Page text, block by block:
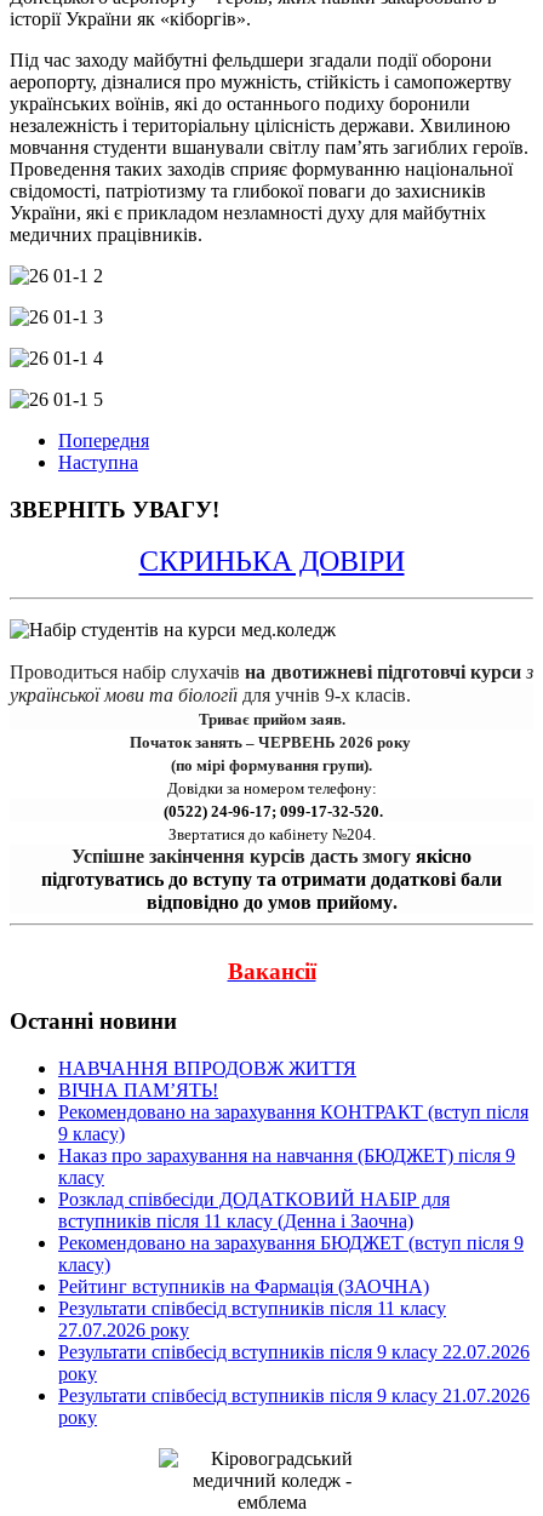
історії України як «кіборгів».
Під час заходу майбутні фельдшери згадали події оборони
аеропорту, дізналися про мужність, стійкість і самопожертву
українських воїнів, які до останнього подиху боронили
незалежність і територіальну цілісність держави. Хвилиною
мовчання студенти вшанували світлу пам’ять загиблих героїв.
Проведення таких заходів сприяє формуванню національної
свідомості, патріотизму та глибокої поваги до захисників
України, які є прикладом незламності духу для майбутніх
медичних працівників.
Попередня
Наступна
ЗВЕРНІТЬ УВАГУ!
СКРИНЬКА ДОВІРИ
Проводиться набір слухачів на двотижневі підготовчі курси з
української мови та біології для учнів 9-х класів.
Триває прийом заяв.
Початок занять – ЧЕРВЕНЬ 2026 року
(по мірі формування групи).
Довідки за номером телефону:
(0522) 24-96-17; 099-17-32-520.
Звертатися до кабінету №204.
Успішне закінчення курсів дасть змогу якісно
підготуватись до вступу та отримати додаткові бали
відповідно до умов прийому.
Вакансії
Останні новини
НАВЧАННЯ ВПРОДОВЖ ЖИТТЯ
ВІЧНА ПАМʼЯТЬ!
Рекомендовано на зарахування КОНТРАКТ (вступ після
9 класу)
Наказ про зарахування на навчання (БЮДЖЕТ) після 9
класу
Розклад співбесіди ДОДАТКОВИЙ НАБІР для
вступників після 11 класу (Денна і Заочна)
Рекомендовано на зарахування БЮДЖЕТ (вступ після 9
класу)
Рейтинг вступників на Фармація (ЗАОЧНА)
Результати співбесід вступників після 11 класу
27.07.2026 року
Результати співбесід вступників після 9 класу 22.07.2026
року
Результати співбесід вступників після 9 класу 21.07.2026
року